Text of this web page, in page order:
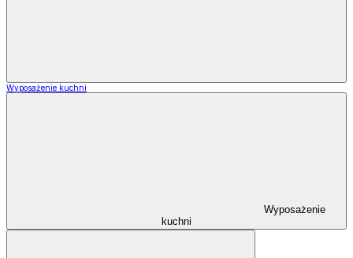
Wyposażenie kuchni
Wyposażenie
kuchni